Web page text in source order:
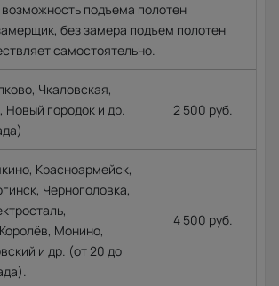
подъема полотен
без замера подъем полотен
самостоятельно.
Чкаловская,
Новый городок и др.
2 500 руб.
Красноармейск,
Черноголовка,
Монино,
и др. (от 20 до
4 500 руб.